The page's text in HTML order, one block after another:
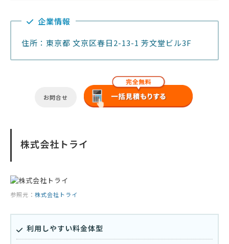
企業情報
住所：東京都 文京区春日2-13-1 芳文堂ビル3F
お問合せ
株式会社トライ
参照元： 株式会社トライ
利用しやすい料金体型